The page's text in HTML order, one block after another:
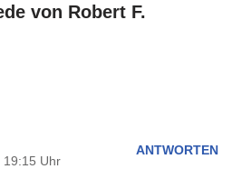
von Robert F.
19:15 Uhr
ANTWORTEN